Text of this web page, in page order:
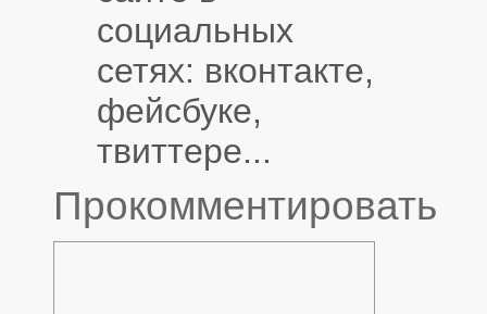
социальных
сетях: вконтакте,
фейсбуке,
твиттере...
Прокомментировать